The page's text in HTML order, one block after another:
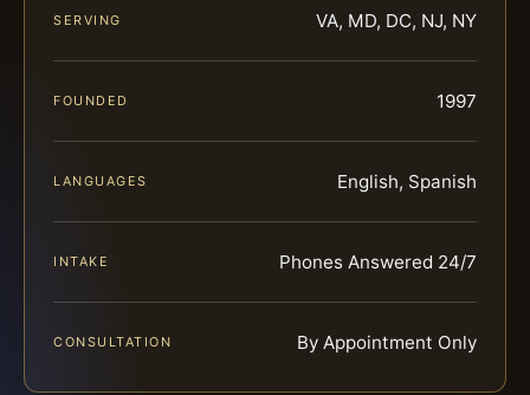
SERVING VA, MD, DC, NJ, NY
FOUNDED 1997
LANGUAGES English, Spanish
INTAKE Phones Answered 24/7
CONSULTATION By Appointment Only